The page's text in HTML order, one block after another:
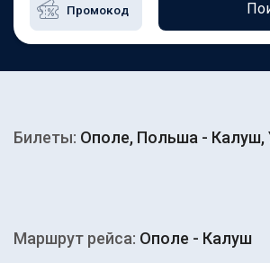
Билеты: Ополе, Польша - Калуш,
Маршрут рейса: Ополе - Калуш